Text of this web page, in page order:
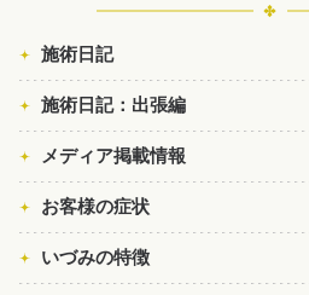
施術日記
施術日記：出張編
メディア掲載情報
お客様の症状
いづみの特徴